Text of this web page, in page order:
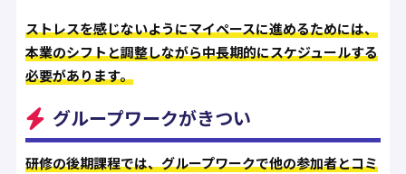
ストレスを感じないようにマイペースに進めるためには、
本業のシフトと調整しながら中長期的にスケジュールする
必要があります。
グループワークがきつい
研修の後期課程では、グループワークで他の参加者とコミ